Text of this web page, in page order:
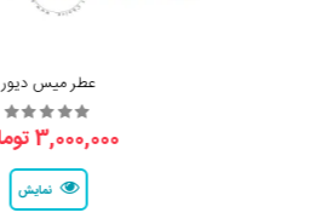
عطر میس دیور
3,000,000 تومان
نمایش